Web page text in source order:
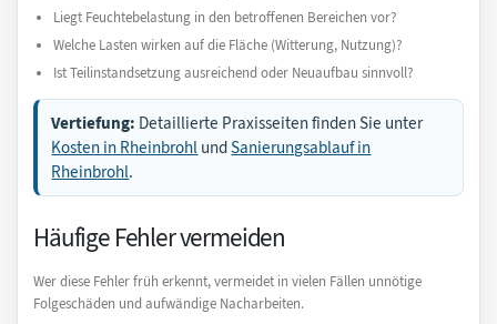
Liegt Feuchtebelastung in den betroffenen Bereichen vor?
Welche Lasten wirken auf die Fläche (Witterung, Nutzung)?
Ist Teilinstandsetzung ausreichend oder Neuaufbau sinnvoll?
Vertiefung: Detaillierte Praxisseiten finden Sie unter
Kosten in Rheinbrohl undSanierungsablauf in
Rheinbrohl.
Häufige Fehler vermeiden
Wer diese Fehler früh erkennt, vermeidet in vielen Fällen unnötige
Folgeschäden und aufwändige Nacharbeiten.